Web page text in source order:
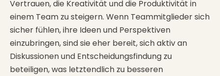
Vertrauen, die Kreativität und die Produktivität in
einem Team zu steigern. Wenn Teammitglieder sich
sicher fühlen, ihre Ideen und Perspektiven
einzubringen, sind sie eher bereit, sich aktiv an
Diskussionen und Entscheidungsfindung zu
beteiligen, was letztendlich zu besseren